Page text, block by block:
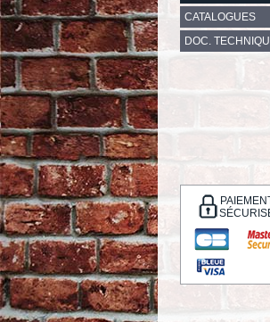
CATALOGUES
DOC.